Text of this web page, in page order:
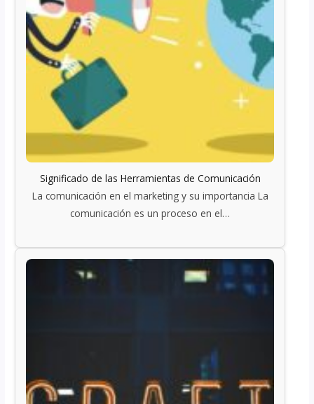
Significado de las Herramientas de Comunicación
La comunicación en el marketing y su importancia La
comunicación es un proceso en el…